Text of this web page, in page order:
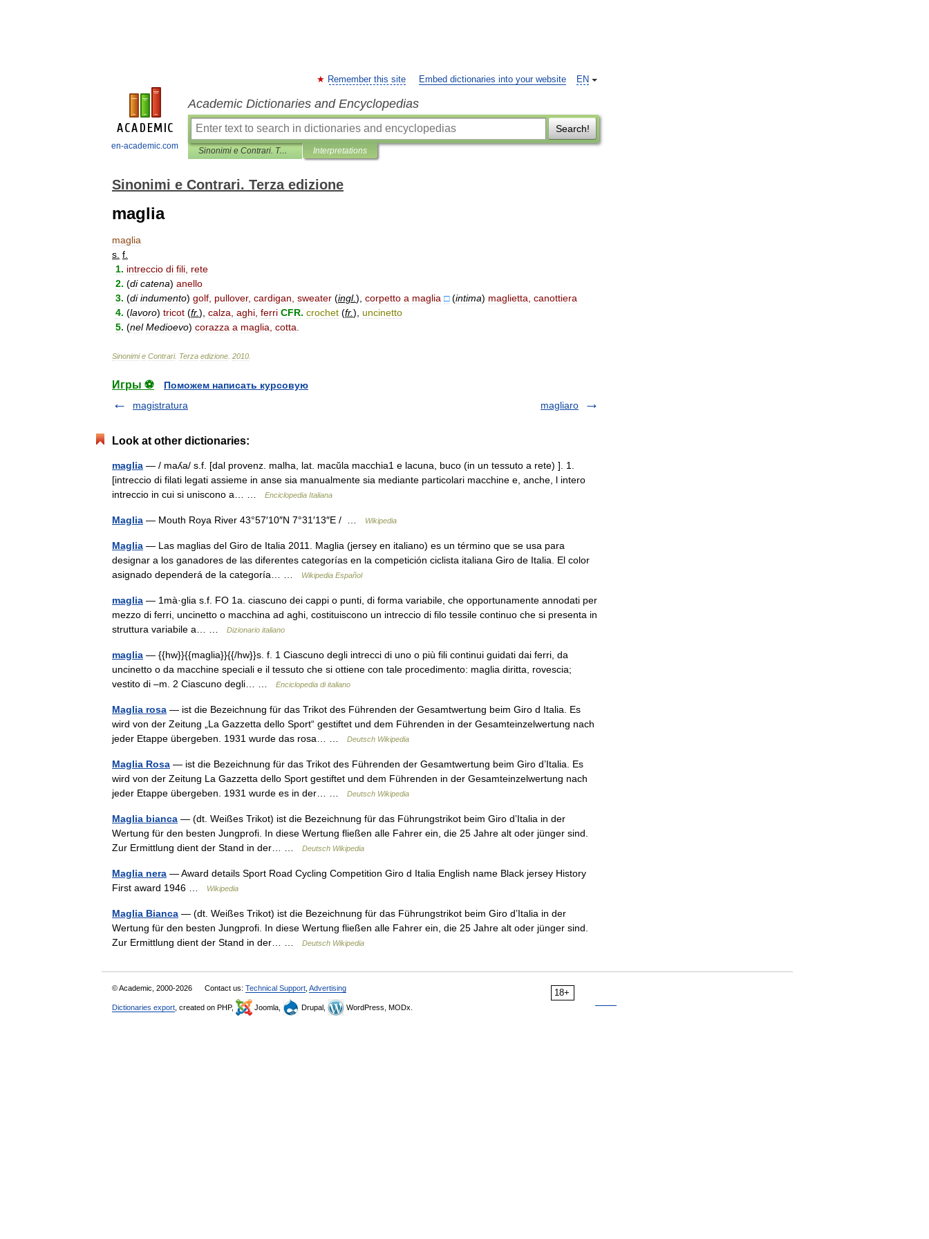
en-academic.com
EN
Remember this site Embed dictionaries into your website
Academic Dictionaries and Encyclopedias
Search!
Sinonimi e Contrari. Terza edizione Interpretations
Sinonimi e Contrari. Terza edizione
maglia
maglia
s f
1. intreccio di fili rete
2. (di catena) anello
3. (di indumento) golf pullover, cardigan sweater (ingl.) corpetto a maglia □ (intima) maglietta canottiera
4. (lavoro) tricot (fr.) calza aghi ferri CFR. crochet (fr.) uncinetto
5. (nel Medioevo) corazza a maglia cotta
Sinonimi e Contrari. Terza edizione 2010
Игры ⚽
Поможем написать курсовую
magistratura
magliaro
Look at other dictionaries:
maglia — / maʎa/ s.f. [dal provenz. malha, lat. macŭla macchia1 e lacuna, buco (in un tessuto a rete) ]. 1.
[intreccio di filati legati assieme in anse sia manualmente sia mediante particolari macchine e, anche, l intero
intreccio in cui si uniscono a… …
Enciclopedia Italiana
Maglia — Mouth Roya River 43°57′10″N 7°31′13″E / … Wikipedia
Maglia — Las maglias del Giro de Italia 2011. Maglia (jersey en italiano) es un término que se usa para
designar a los ganadores de las diferentes categorías en la competición ciclista italiana Giro de Italia. El color
asignado dependerá de la categoría… …
Wikipedia Español
maglia — 1mà·glia s.f. FO 1a. ciascuno dei cappi o punti, di forma variabile, che opportunamente annodati per
mezzo di ferri, uncinetto o macchina ad aghi, costituiscono un intreccio di filo tessile continuo che si presenta in
struttura variabile a… …
Dizionario italiano
maglia — {{hw}}{{maglia}}{{/hw}}s. f. 1 Ciascuno degli intrecci di uno o più fili continui guidati dai ferri, da
uncinetto o da macchine speciali e il tessuto che si ottiene con tale procedimento: maglia diritta, rovescia;
vestito di –m. 2 Ciascuno degli… …
Enciclopedia di italiano
Maglia rosa — ist die Bezeichnung für das Trikot des Führenden der Gesamtwertung beim Giro d Italia. Es
wird von der Zeitung „La Gazzetta dello Sport“ gestiftet und dem Führenden in der Gesamteinzelwertung nach
jeder Etappe übergeben. 1931 wurde das rosa… …
Deutsch Wikipedia
Maglia Rosa — ist die Bezeichnung für das Trikot des Führenden der Gesamtwertung beim Giro d’Italia. Es
wird von der Zeitung La Gazzetta dello Sport gestiftet und dem Führenden in der Gesamteinzelwertung nach
jeder Etappe übergeben. 1931 wurde es in der… …
Deutsch Wikipedia
Maglia bianca — (dt. Weißes Trikot) ist die Bezeichnung für das Führungstrikot beim Giro d’Italia in der
Wertung für den besten Jungprofi. In diese Wertung fließen alle Fahrer ein, die 25 Jahre alt oder jünger sind.
Zur Ermittlung dient der Stand in der… …
Deutsch Wikipedia
Maglia nera — Award details Sport Road Cycling Competition Giro d Italia English name Black jersey History
First award 1946 …
Wikipedia
Maglia Bianca — (dt. Weißes Trikot) ist die Bezeichnung für das Führungstrikot beim Giro d’Italia in der
Wertung für den besten Jungprofi. In diese Wertung fließen alle Fahrer ein, die 25 Jahre alt oder jünger sind.
Zur Ermittlung dient der Stand in der… …
Deutsch Wikipedia
18+
© Academic, 2000-2026 Contact us: Technical Support Advertising
Dictionaries export , created on PHP, Joomla, Drupal, WordPress, MODx.